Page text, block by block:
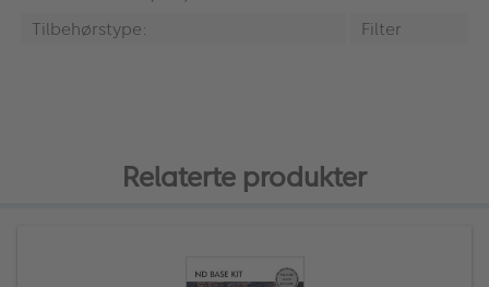
Tilbehørstype:
Filter
Relaterte produkter